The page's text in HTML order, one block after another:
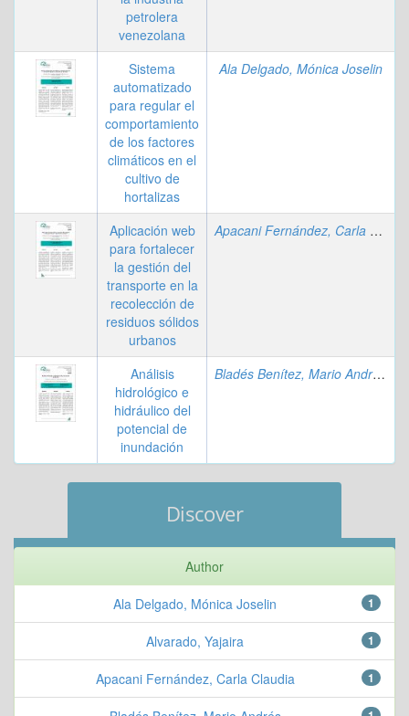
petrolera
venezolana
Sistema
automatizado
para regular el
comportamiento
de los factores
climáticos en el
cultivo de
hortalizas
Ala Delgado, Mónica Joselin
Aplicación web
para fortalecer
la gestión del
transporte en la
recolección de
residuos sólidos
urbanos
Apacani Fernández, Carla Claudia
Análisis
hidrológico e
hidráulico del
potencial de
inundación
Bladés Benítez, Mario Andrés
Discover
Author
1
Ala Delgado, Mónica Joselin
1
Alvarado, Yajaira
1
Apacani Fernández, Carla Claudia